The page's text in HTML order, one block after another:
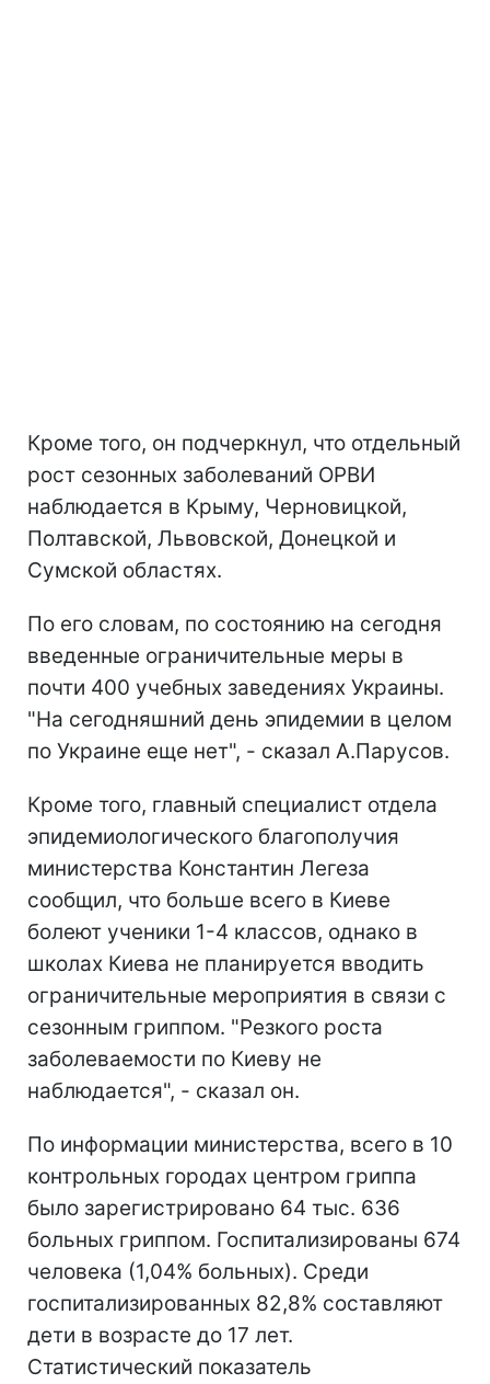
Кроме того, он подчеркнул, что отдельный
рост сезонных заболеваний ОРВИ
наблюдается в Крыму, Черновицкой,
Полтавской, Львовской, Донецкой и
Сумской областях.
По его словам, по состоянию на сегодня
введенные ограничительные меры в
почти 400 учебных заведениях Украины.
"На сегодняшний день эпидемии в целом
по Украине еще нет", - сказал А.Парусов.
Кроме того, главный специалист отдела
эпидемиологического благополучия
министерства Константин Легеза
сообщил, что больше всего в Киеве
болеют ученики 1-4 классов, однако в
школах Киева не планируется вводить
ограничительные мероприятия в связи с
сезонным гриппом. "Резкого роста
заболеваемости по Киеву не
наблюдается", - сказал он.
По информации министерства, всего в 10
контрольных городах центром гриппа
было зарегистрировано 64 тыс. 636
больных гриппом. Госпитализированы 674
человека (1,04% больных). Среди
госпитализированных 82,8% составляют
дети в возрасте до 17 лет.
Статистический показатель